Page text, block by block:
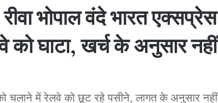
भोपाल वंदे भारत एक्सप्रेस
घाटा, खर्च के अनुसार नहीं
चलाने में रेलवे को छूट रहे पसीने, लागत के अनुसार नहीं